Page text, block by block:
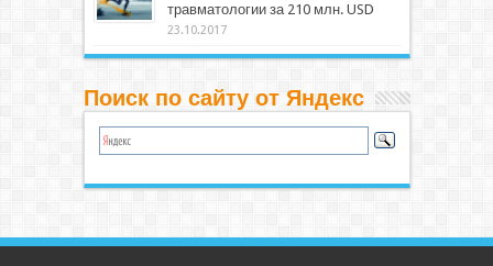
травматологии за 210 млн. USD
23.10.2017
Поиск по сайту от Яндекс